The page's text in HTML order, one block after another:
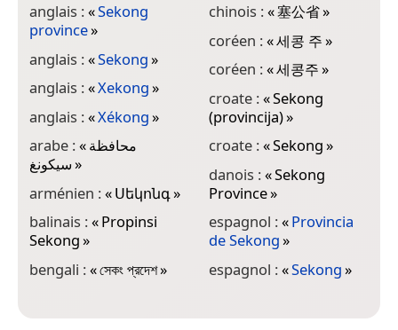
anglais :«Sekong
province»
anglais :«Sekong»
anglais :«Xekong»
anglais :«Xékong»
arabe :«محافظة
سيكونغ»
arménien :«Սեկոնգ»
balinais :«Propinsi
Sekong»
bengali :«সেকং প্রদেশ»
chinois :«塞公省»
coréen :«세콩 주»
coréen :«세콩주»
croate :«Sekong
(provincija)»
croate :«Sekong»
danois :«Sekong
Province»
espagnol :«Provincia
de Sekong»
espagnol :«Sekong»